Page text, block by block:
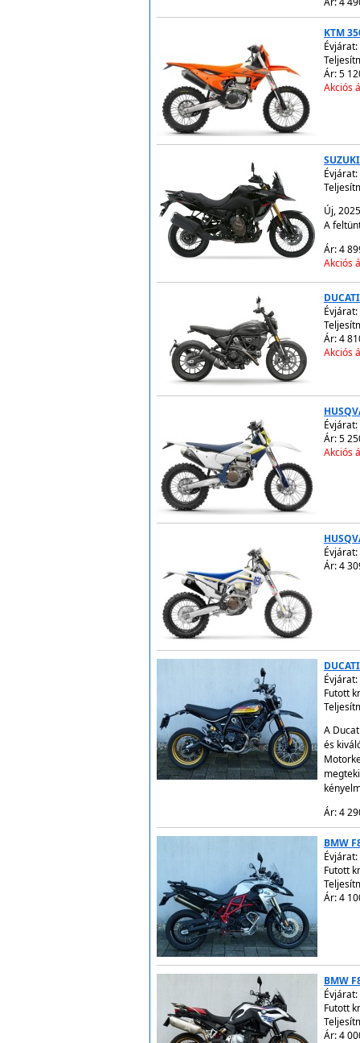
KTM
Évjárat:
Ár: 5
Akciós
Évjárat:
Új,
A
Ár: 4
Akciós
Évjárat:
Ár: 4
Akciós
Évjárat:
Ár: 5
Akciós
Évjárat:
Ár: 4
Évjárat:
Futott
A
és
Ár: 4
BMW
Évjárat:
Futott
Ár: 4
BMW
Évjárat:
Futott
Ár: 4